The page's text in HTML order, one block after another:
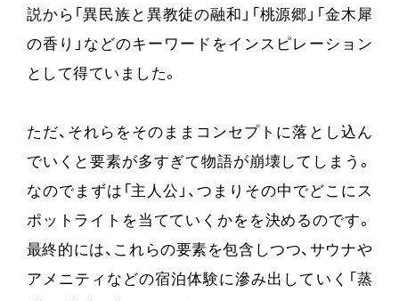
説から「異民族と異教徒の融和」「桃源郷」「金木犀
の香り」などのキーワードをインスピレーション
として得ていました。
ただ、それらをそのままコンセプトに落とし込ん
でいくと要素が多すぎて物語が崩壊してしまう。
なのでまずは「主人公」、つまりその中でどこにス
ポットライトを当てていくかをを決めるのです。
最終的には、これらの要素を包含しつつ、サウナや
アメニティなどの宿泊体験に滲み出していく「蒸